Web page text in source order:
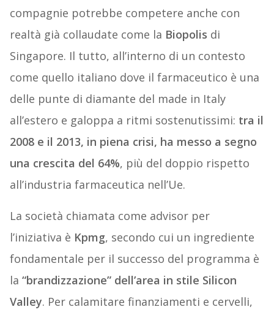
compagnie potrebbe competere anche con
realtà già collaudate come la Biopolis di
Singapore. Il tutto, all’interno di un contesto
come quello italiano dove il farmaceutico è una
delle punte di diamante del made in Italy
all’estero e galoppa a ritmi sostenutissimi: tra il
2008 e il 2013, in piena crisi, ha messo a segno
una crescita del 64%, più del doppio rispetto
all’industria farmaceutica nell’Ue.
La società chiamata come advisor per
l’iniziativa è Kpmg, secondo cui un ingrediente
fondamentale per il successo del programma è
la “brandizzazione” dell’area in stile Silicon
Valley. Per calamitare finanziamenti e cervelli,